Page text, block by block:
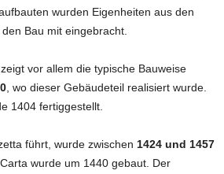
wurden Eigenheiten aus den
Bau mit eingebracht.
vor allem die typische Bauweise
, wo dieser Gebäudeteil realisiert wurde.
1404 fertiggestellt.
führt, wurde zwischen 1424 und 1457
Carta wurde um 1440 gebaut. Der